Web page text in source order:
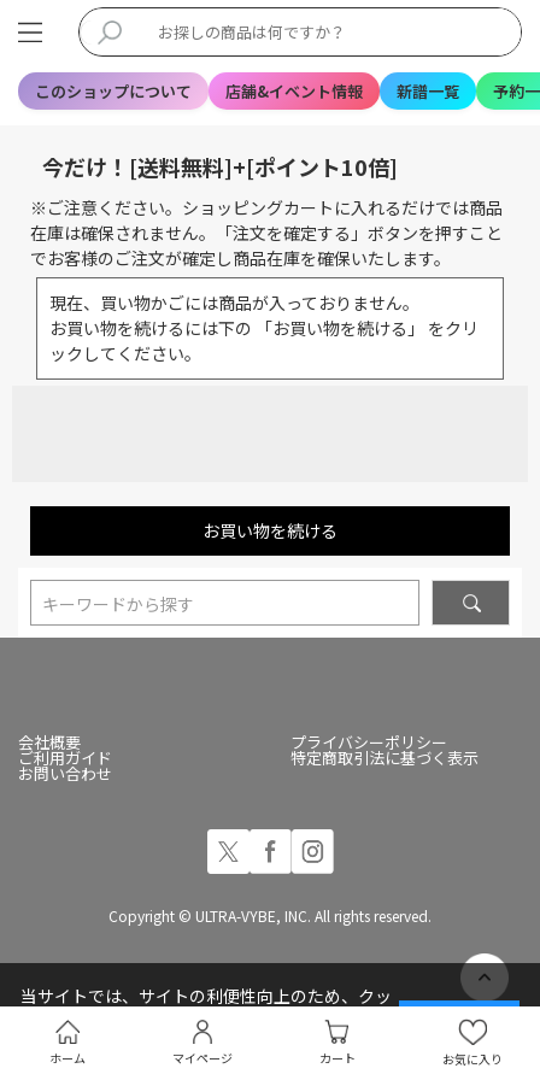
このショップについて 店舗&イベント情報 新譜一覧 予約
ホーム マイページ カート お気に入り
今だけ！[送料無料]+[ポイント10倍]
※ご注意ください。ショッピングカートに入れるだけでは商品
在庫は確保されません。「注文を確定する」ボタンを押すこと
でお客様のご注文が確定し商品在庫を確保いたします。
現在、買い物かごには商品が入っておりません。
お買い物を続けるには下の 「お買い物を続ける」 をクリ
ックしてください。
お買い物を続ける
キーワードから探す
会社概要 プライバシーポリシー
ご利用ガイド 特定商取引法に基づく表示
お問い合わせ
Copyright © ULTRA-VYBE, INC. All rights reserved.
当サイトでは、サイトの利便性向上のため、クッ
キー(Cookie)を使用しています
プライバシーポリシー
承諾する